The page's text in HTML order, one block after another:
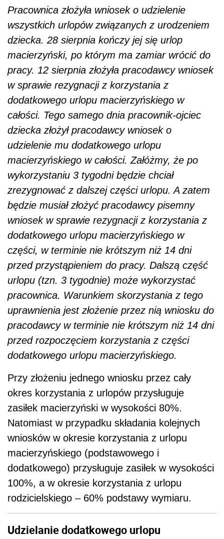
Pracownica złożyła wniosek o udzielenie
wszystkich urlopów związanych z urodzeniem
dziecka. 28 sierpnia kończy jej się urlop
macierzyński, po którym ma zamiar wrócić do
pracy. 12 sierpnia złożyła pracodawcy wniosek
w sprawie rezygnacji z korzystania z
dodatkowego urlopu macierzyńskiego w
całości. Tego samego dnia pracownik-ojciec
dziecka złożył pracodawcy wniosek o
udzielenie mu dodatkowego urlopu
macierzyńskiego w całości. Załóżmy, że po
wykorzystaniu 3 tygodni będzie chciał
zrezygnować z dalszej części urlopu. A zatem
będzie musiał złożyć pracodawcy pisemny
wniosek w sprawie rezygnacji z korzystania z
dodatkowego urlopu macierzyńskiego w
części, w terminie nie krótszym niż 14 dni
przed przystąpieniem do pracy. Dalszą część
urlopu (tzn. 3 tygodnie) może wykorzystać
pracownica. Warunkiem skorzystania z tego
uprawnienia jest złożenie przez nią wniosku do
pracodawcy w terminie nie krótszym niż 14 dni
przed rozpoczęciem korzystania z części
dodatkowego urlopu macierzyńskiego.
Przy złożeniu jednego wniosku przez cały
okres korzystania z urlopów przysługuje
zasiłek macierzyński w wysokości 80%.
Natomiast w przypadku składania kolejnych
wniosków w okresie korzystania z urlopu
macierzyńskiego (podstawowego i
dodatkowego) przysługuje zasiłek w wysokości
100%, a w okresie korzystania z urlopu
rodzicielskiego – 60% podstawy wymiaru.
Udzielanie dodatkowego urlopu